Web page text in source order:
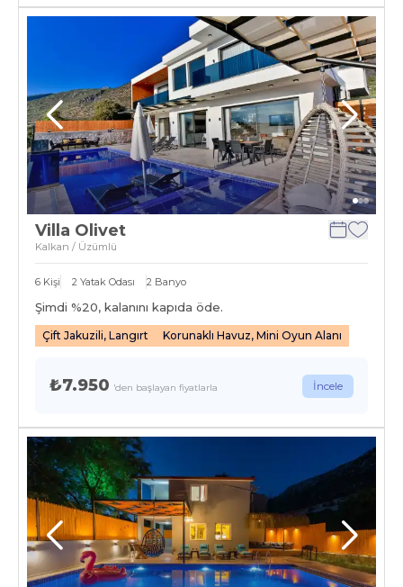
Villa Olivet
Kalkan / Üzümlü
6 Kişi 2 Yatak Odası 2 Banyo
Şimdi %20, kalanını kapıda öde.
Çift Jakuzili, Langırt Korunaklı Havuz, Mini Oyun Alanı
₺7.950 'den başlayan fiyatlarla İncele